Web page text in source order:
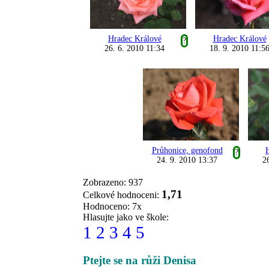
Hradec Králové
?
26. 6. 2010 11:34
Hradec Králové
18. 9. 2010 11:56
Průhonice, genofond
?
24. 9. 2010 13:37
Zobrazeno: 937
Celkové hodnoceni: 1,71
Hodnoceno: 7x
Hlasujte jako ve škole:
1 2 3 4 5
Ptejte se na růži Denisa